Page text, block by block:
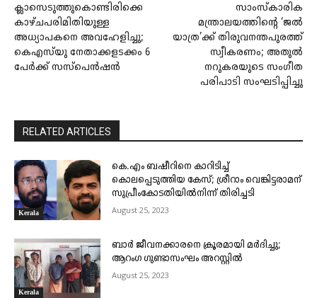
ക്ലാസെടുത്തുകൊണ്ടിരിക്കെ
കാഴ്ചപരിമിതിയുള്ള
അധ്യാപകനെ അവഹേളിച്ചു;
കെഎസ്‌‌യു നേതാക്കളടക്കം 6
പേർക്ക് സസ്‌പെൻഷൻ
സാംസ്കാരിക
മന്ത്രാലയത്തിന്റെ ‘ജൽ
യാത്ര’ക്ക് തിരുവനന്തപുരത്ത്
സ്വീകരണം; അതുൽ
നറുകരയുടെ സംഗീത
പരിപാടി സംഘടിപ്പിച്ചു
RELATED ARTICLES
Kerala
കെ.എം ബഷീറിനെ കാറിടിച്ച്
കൊലപ്പെടുത്തിയ കേസ്; ശ്രീറാം വെങ്കിട്ടരാമന്
സുപ്രീംകോടതിയിൽനിന്ന് തിരിച്ചടി
August 25, 2023
Kerala
ബാർ ജീവനക്കാരനെ ക്രൂരമായി മർദിച്ചു;
ആറംഗ ഗുണ്ടാസംഘം അറസ്റ്റിൽ
August 25, 2023